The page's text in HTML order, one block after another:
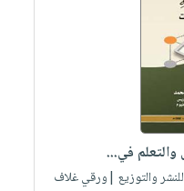
والتعلم في...
والتوزيع |ورقي غلاف